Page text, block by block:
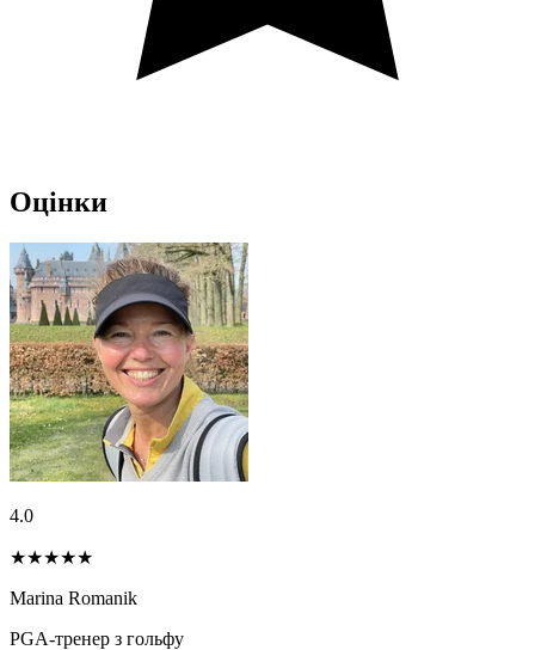
Оцінки
4.0
★★★★★
Marina Romanik
PGA-тренер з гольфу